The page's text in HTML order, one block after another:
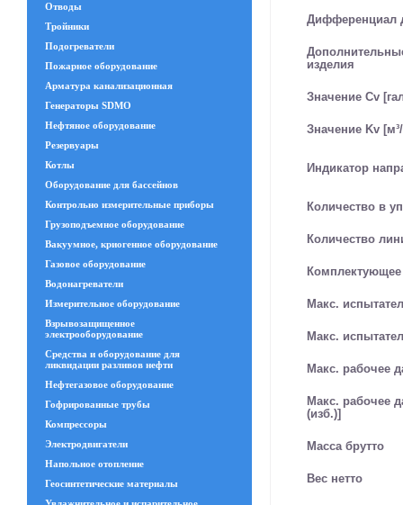
Отводы
Тройники
Подогреватели
Пожарное оборудование
Арматура канализационная
Генераторы SDMO
Нефтяное оборудование
Резервуары
Котлы
Оборудование для бассейнов
Контрольно измерительные приборы
Грузоподъемное оборудование
Вакуумное, криогенное оборудование
Газовое оборудование
Водонагреватели
Измерительное оборудование
Взрывозащищенное
электрооборудование
Средства и оборудование для
ликвидации разливов нефти
Нефтегазовое оборудование
Гофрированные трубы
Компрессоры
Электродвигатели
Напольное отопление
Геосинтетические материалы
Дифференциал
изделия
Значение Cv
Значение Kv
Индикатор
Количество в
Количество
Комплектующее
Макс.
Макс.
Макс. рабочее
Макс. рабочее
(изб.)]
Масса брутто
Вес нетто